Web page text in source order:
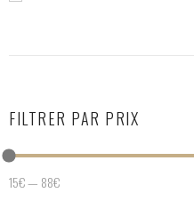
FILTRER PAR PRIX
15€— 88€